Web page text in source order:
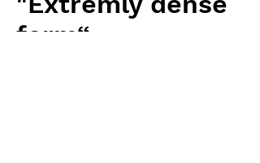
form“